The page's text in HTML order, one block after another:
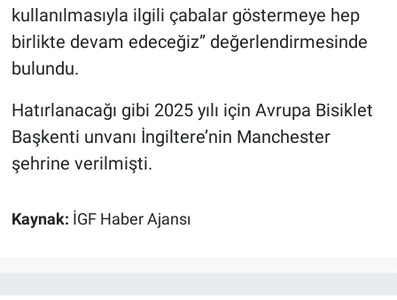
kullanılmasıyla ilgili çabalar göstermeye hep
birlikte devam edeceğiz” değerlendirmesinde
bulundu.
Hatırlanacağı gibi 2025 yılı için Avrupa Bisiklet
Başkenti unvanı İngiltere’nin Manchester
şehrine verilmişti.
Kaynak: İGF Haber Ajansı